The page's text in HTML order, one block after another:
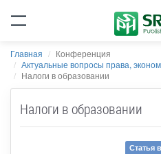
Главная
Конференция
Актуальные вопросы права,
Налоги в образовании
Налоги в образовании
Статья